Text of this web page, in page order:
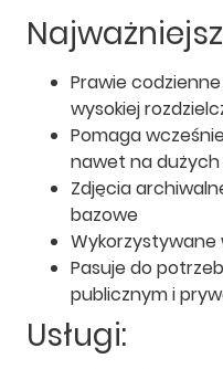
Prawie
wysokiej
Pomaga
nawet na
Zdjęcia
bazowe
Wykorzystywane
Pasuje do
publicznym i
Usługi: